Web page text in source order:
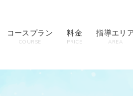
コースプラン
COURSE
料金
PRICE
指導エリ
AREA